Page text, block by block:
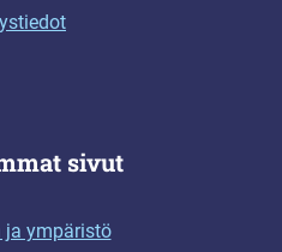
sivut
ja ympäristö